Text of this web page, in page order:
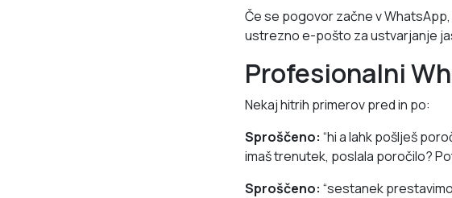
Če se pogovor začne v
ustrezno e-pošto za ustvarjanje
Profesionalni
Nekaj hitrih primerov pred in po:
Sproščeno: “hi a lahk pošlješ
imaš trenutek, poslala poročilo?
Sproščeno: “sestanek